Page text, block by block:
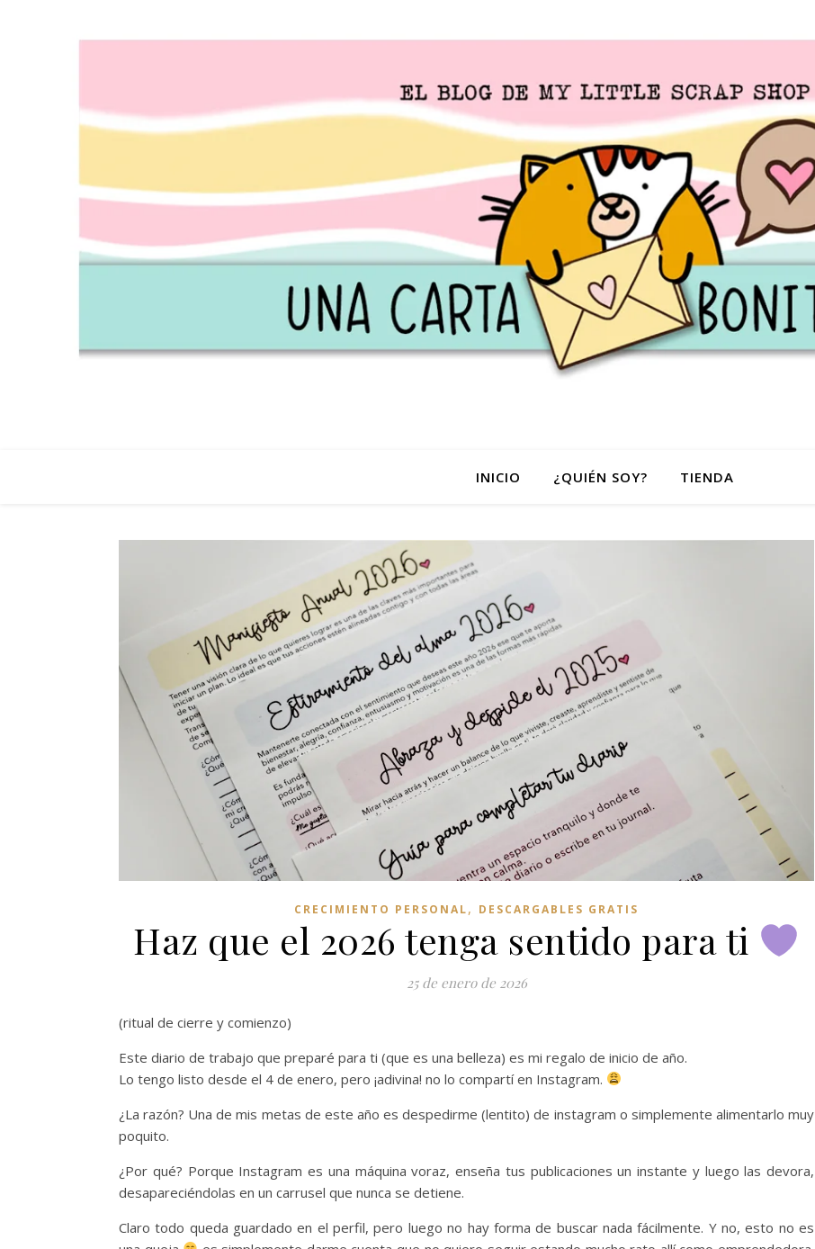
INICIO ¿QUIÉN SOY? TIENDA
CRECIMIENTO PERSONAL, DESCARGABLES GRATIS
Haz que el 2026 tenga sentido para ti
25 de enero de 2026
(ritual de cierre y comienzo)
Este diario de trabajo que preparé para ti (que es una belleza) es mi regalo de inicio de año.
Lo tengo listo desde el 4 de enero, pero ¡adivina! no lo compartí en Instagram.
¿La razón? Una de mis metas de este año es despedirme (lentito) de instagram o simplemente alimentarlo muy
poquito.
¿Por qué? Porque Instagram es una máquina voraz, enseña tus publicaciones un instante y luego las devora,
desapareciéndolas en un carrusel que nunca se detiene.
Claro todo queda guardado en el perfil, pero luego no hay forma de buscar nada fácilmente. Y no, esto no es